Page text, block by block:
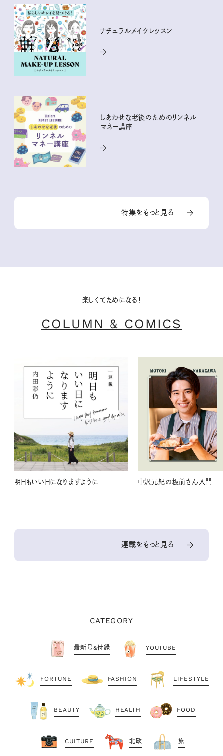
ナチュラルメイクレッスン
しあわせな老後のためのリンネル
マネー講座
特集をもっと見る
楽しくてためになる！
COLUMN & COMICS
明日もいい日になりますように 中沢元紀の板前さん入門
連載をもっと見る
CATEGORY
最新号&付録 YOUTUBE
FORTUNE FASHION LIFESTYLE
BEAUTY HEALTH FOOD
CULTURE 北欧 旅